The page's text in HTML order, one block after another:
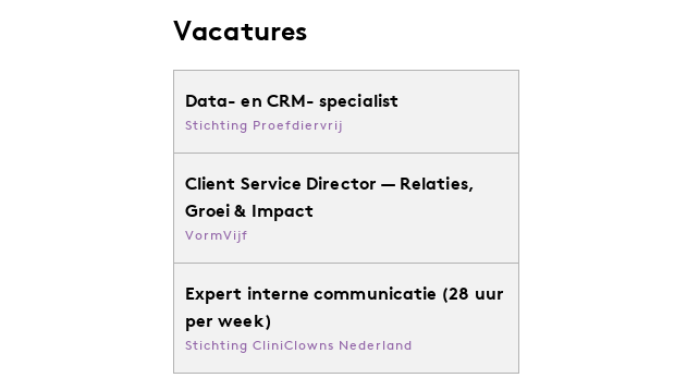
Vacatures
Data- en CRM- specialist
Stichting Proefdiervrij
Client Service Director — Relaties,
Groei & Impact
VormVijf
Expert interne communicatie (28 uur
per week)
Stichting CliniClowns Nederland